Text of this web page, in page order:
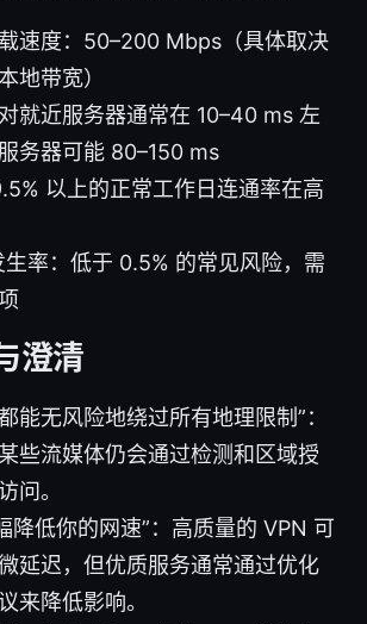
速度：50–200 Mbps（具体取决
地带宽）
就近服务器通常在 10–40 ms 左
务器可能 80–150 ms
以上的正常工作日连通率在高
生率：低于 0.5% 的常见风险，需
澄清
能无风险地绕过所有地理限制”：
些流媒体仍会通过检测和区域授
问。
降低你的网速”：高质量的 VPN 可
延迟，但优质服务通常通过优化
来降低影响。